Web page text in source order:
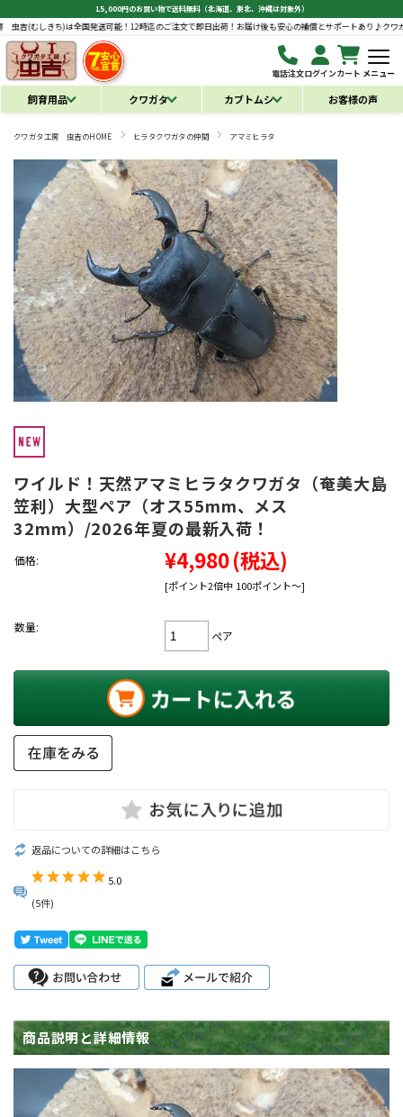
15,000円のお買い物で送料無料（北海道、東北、沖縄は対象外）
クワガタ工房 虫吉(む
全国発送可能！12時迄のご注文で即日出荷！お届け後も安心の補償とサポートあり♪
電話注文ログインカート メニュー
飼育用品 クワガタ カブトムシ お客様の声
クワガタ工房 虫吉のHOME ヒラタクワガタの仲間 アマミヒラタ
ワイルド！天然アマミヒラタクワガタ（奄美大島
笠利）大型ペア（オス55mm、メス
32mm）/2026年夏の最新入荷！
価格: ¥4,980(税込)
[ポイント2倍中 100ポイント～]
数量:
ペア
返品についての詳細はこちら
5.0
(5件)
商品説明と詳細情報